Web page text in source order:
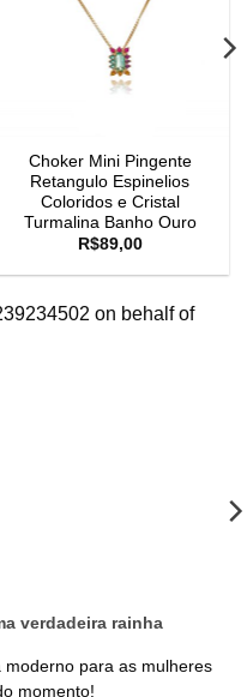
Choker Mini Pingente
Retangulo Espinelios
Coloridos e Cristal
Turmalina Banho Ouro
R$89,00
on behalf of
verdadeira rainha
para as mulheres
momento!